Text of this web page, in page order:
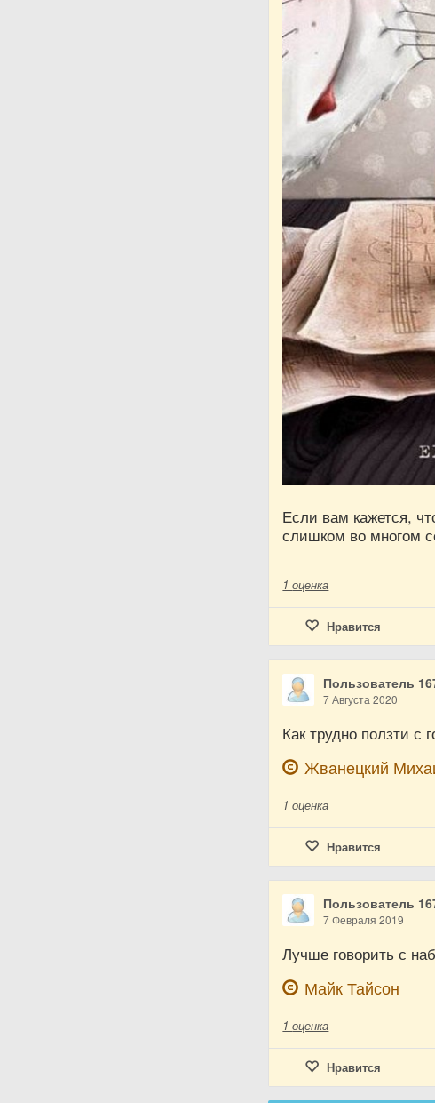
Если вам кажется,
слишком во многом
1 оценка
Нравится
Пользователь
7 Августа 2020
Как трудно ползти с
Жванецкий
1 оценка
Нравится
Пользователь
7 Февраля 2019
Лучше говорить с
Майк Тайсон
1 оценка
Нравится